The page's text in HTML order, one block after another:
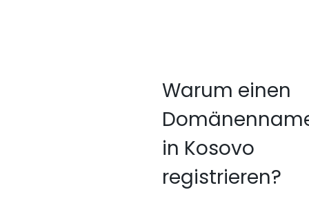
Warum einen
in Kosovo
registrieren?